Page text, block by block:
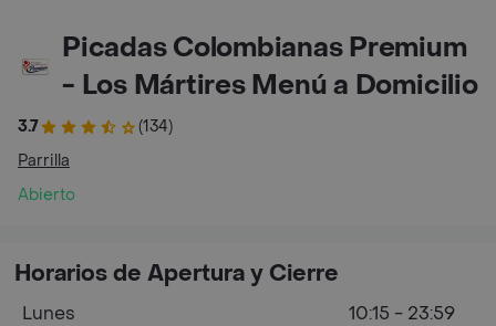
Picadas Colombianas Premium
- Los Mártires Menú a Domicilio
3.7
(134)
Parrilla
Abierto
Horarios de Apertura y Cierre
Lunes
10:15 - 23:59